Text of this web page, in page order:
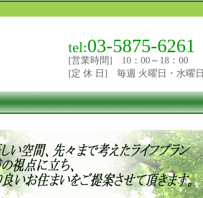
tel:03-5875-6261
[営業時間] 10：00～18：00
[定 休 日] 毎週 火曜日・水曜日